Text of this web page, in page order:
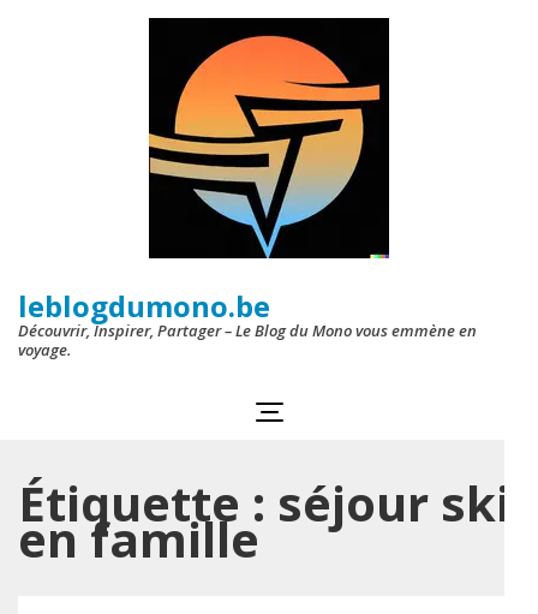
leblogdumono.be
Découvrir, Inspirer, Partager – Le Blog du Mono vous emmène en
voyage.
Étiquette : séjour ski
en famille